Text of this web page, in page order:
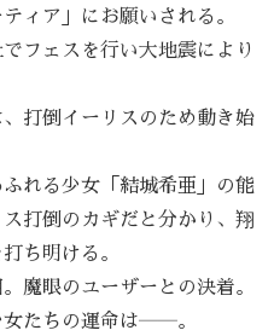
ィア」にお願いされる。
フェスを行い大地震により
打倒イーリスのため動き始
れる少女「結城希亜」の能
打倒のカギだと分かり、翔
ち明ける。
魔眼のユーザーとの決着。
女たちの運命は――。